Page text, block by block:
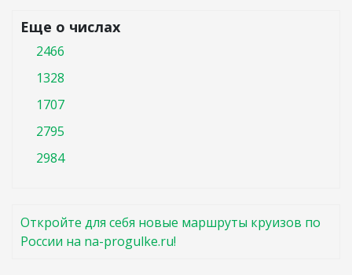
Еще о числах
2466
1328
1707
2795
2984
Откройте для себя новые маршруты круизов по
России на na-progulke.ru!